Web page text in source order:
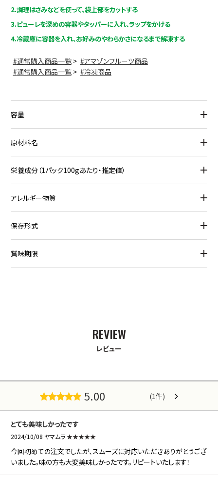
2.調理はさみなどを使って、袋上部をカットする
3.ピューレを深めの容器やタッパーに入れ、ラップをかける
4.冷蔵庫に容器を入れ、お好みのやわらかさになるまで解凍する
通常購入商品一覧>
アマゾンフルーツ商品
通常購入商品一覧> 冷凍商品
容量
原材料名
栄養成分（1パック100gあたり・推定値）
アレルギー物質
保存形式
賞味期限
レビュー
5.00 (1件)
とても美味しかったです
2024/10/08 ヤマムラ★★★★★
今回初めての注文でしたが、スムーズに対応いただきありがとうござ
いました。味の方も大変美味しかったです。リピートいたします！